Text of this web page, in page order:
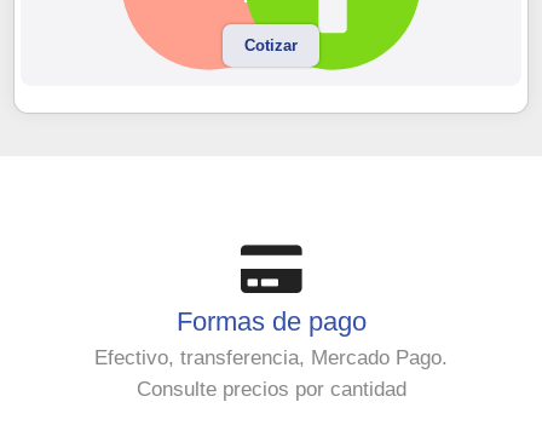
Cotizar
Formas de pago
Efectivo, transferencia, Mercado Pago.
Consulte precios por cantidad